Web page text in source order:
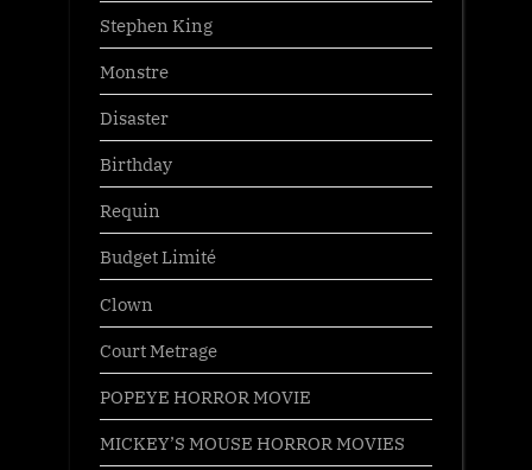
Stephen King
Monstre
Disaster
Birthday
Requin
Budget Limité
Clown
Court Metrage
POPEYE HORROR MOVIE
MICKEY’S MOUSE HORROR MOVIES